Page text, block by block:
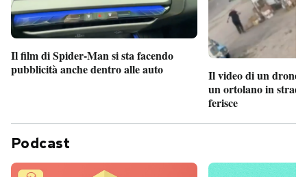
Il film di Spider-Man si sta facendo
pubblicità anche dentro alle auto
Il video di un drone
un ortolano in
ferisce
Podcast